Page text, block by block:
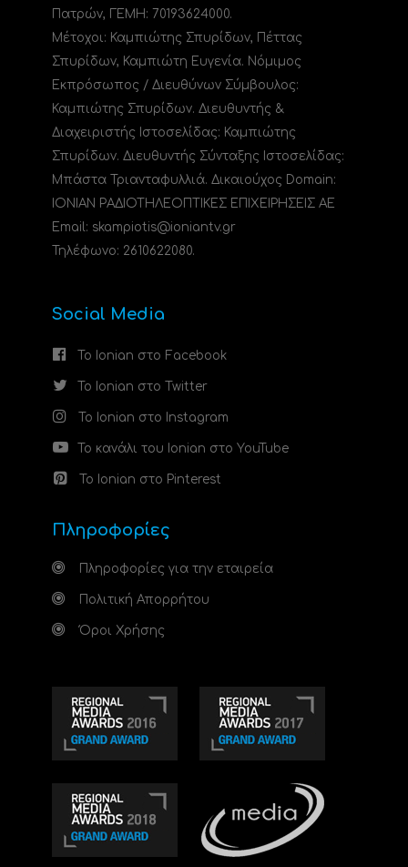
Πατρών, ΓΕΜΗ: 70193624000.
Μέτοχοι: Καμπιώτης Σπυρίδων, Πέττας
Σπυρίδων, Καμπιώτη Ευγενία. Νόμιμος
Εκπρόσωπος / Διευθύνων Σύμβουλος:
Καμπιώτης Σπυρίδων. Διευθυντής &
Διαχειριστής Ιστοσελίδας: Καμπιώτης
Σπυρίδων. Διευθυντής Σύνταξης Ιστοσελίδας:
Μπάστα Τριανταφυλλιά. Δικαιούχος Domain:
ΙΟΝΙΑΝ ΡΑΔΙΟΤΗΛΕΟΠΤΙΚΕΣ ΕΠΙΧΕΙΡΗΣΕΙΣ ΑΕ
Email: skampiotis@ioniantv.gr
Τηλέφωνο: 2610622080.
Social Media
Το Ionian στο Facebook
Το Ionian στο Twitter
Το Ionian στο Instagram
Το κανάλι του Ionian στο YouTube
Το Ionian στο Pinterest
Πληροφορίες
Πληροφορίες για την εταιρεία
Πολιτική Απορρήτου
Όροι Χρήσης